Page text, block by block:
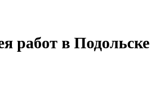
работ в Подольске